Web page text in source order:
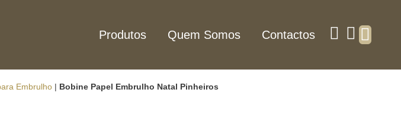
Produtos Quem Somos Contactos
Embrulho Bobine Papel Embrulho Natal Pinheiros